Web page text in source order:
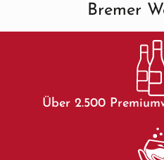
Bremer
Über 2.500